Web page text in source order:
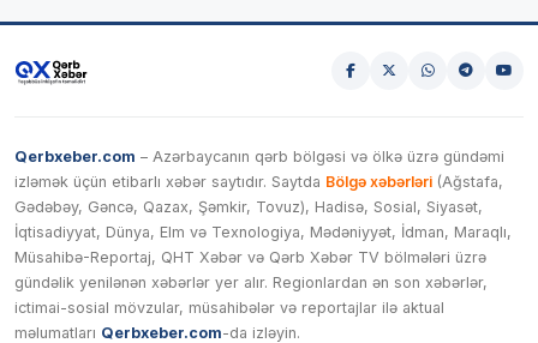
Qerbxeber.com – Azərbaycanın qərb bölgəsi və ölkə üzrə gündəmi
izləmək üçün etibarlı xəbər saytıdır. Saytda Bölgə xəbərləri (Ağstafa,
Gədəbəy, Gəncə, Qazax, Şəmkir, Tovuz), Hadisə, Sosial, Siyasət,
İqtisadiyyat, Dünya, Elm və Texnologiya, Mədəniyyət, İdman, Maraqlı,
Müsahibə-Reportaj, QHT Xəbər və Qərb Xəbər TV bölmələri üzrə
gündəlik yenilənən xəbərlər yer alır. Regionlardan ən son xəbərlər,
ictimai-sosial mövzular, müsahibələr və reportajlar ilə aktual
məlumatları Qerbxeber.com-da izləyin.